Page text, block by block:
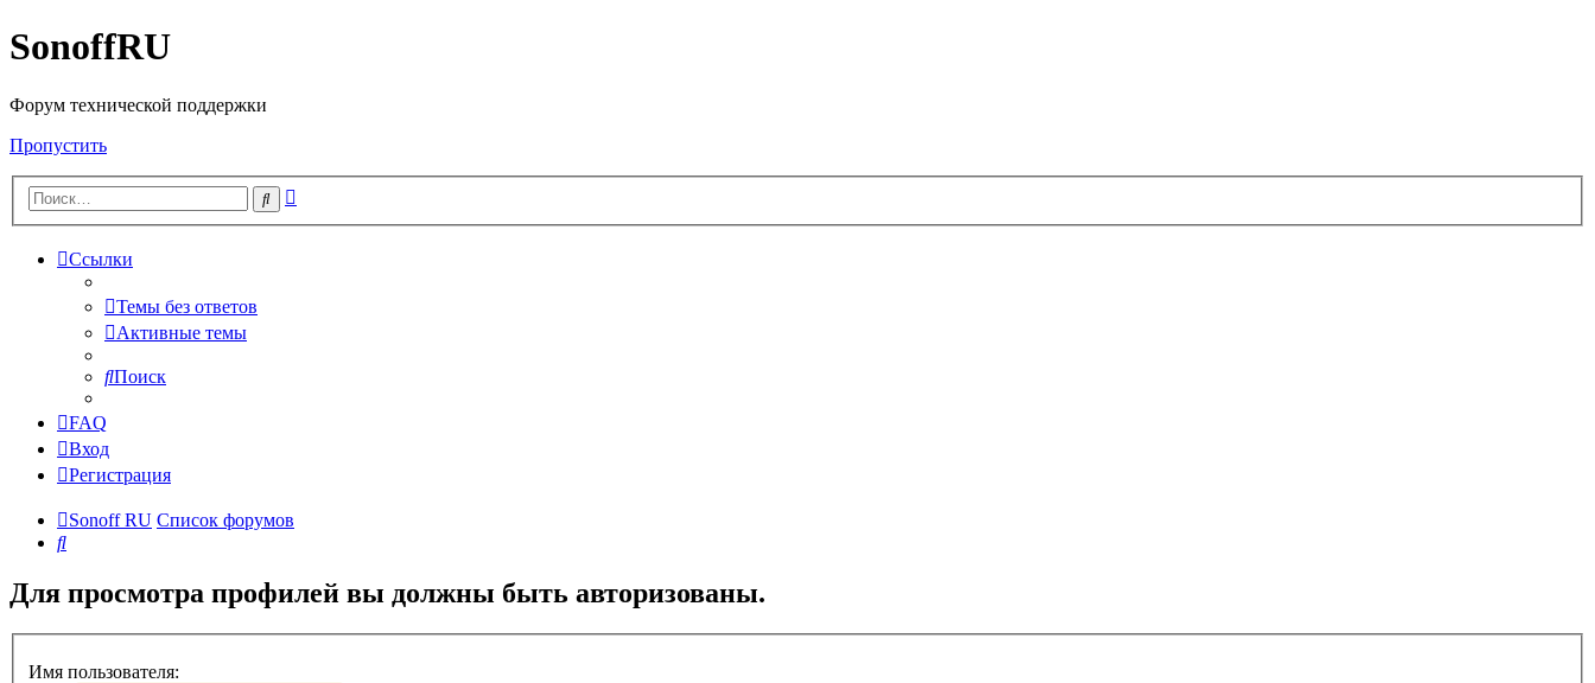
SonoffRU
Форум технической поддержки
Пропустить
Поиск
Ссылки
Темы без ответов
Активные темы
Поиск
FAQ
Вход
Регистрация
Sonoff RU Список форумов
Поиск
Для просмотра профилей вы должны быть авторизованы.
Имя пользователя: